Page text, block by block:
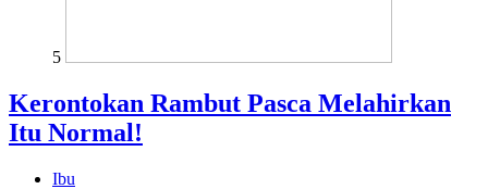
5
Kerontokan Rambut Pasca Melahirkan
Itu Normal!
Ibu